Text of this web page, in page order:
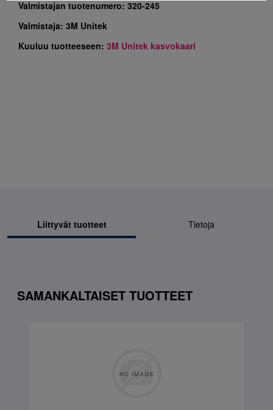
Valmistajan tuotenumero: 320-245
Valmistaja: 3M Unitek
Kuuluu tuotteeseen: 3M Unitek kasvokaari
Liittyvät tuotteet Tietoja
SAMANKALTAISET TUOTTEET